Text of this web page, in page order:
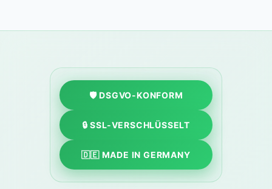
🛡️ DSGVO-KONFORM
🔒 SSL-VERSCHLÜSSELT
🇩🇪 MADE IN GERMANY